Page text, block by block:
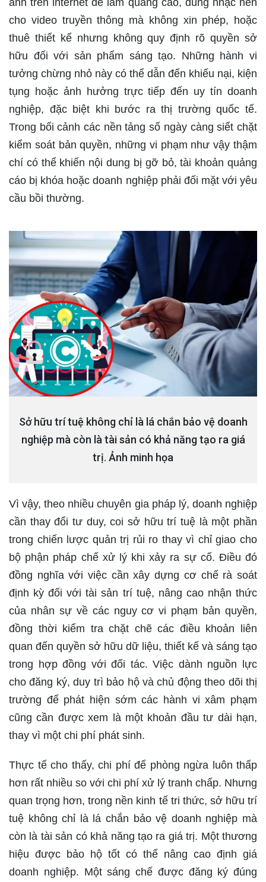
ảnh trên internet để làm quảng cáo, dùng nhạc nền
cho video truyền thông mà không xin phép, hoặc
thuê thiết kế nhưng không quy định rõ quyền sở
hữu đối với sản phẩm sáng tạo. Những hành vi
tưởng chừng nhỏ này có thể dẫn đến khiếu nại, kiện
tụng hoặc ảnh hưởng trực tiếp đến uy tín doanh
nghiệp, đặc biệt khi bước ra thị trường quốc tế.
Trong bối cảnh các nền tảng số ngày càng siết chặt
kiểm soát bản quyền, những vi phạm như vậy thậm
chí có thể khiến nội dung bị gỡ bỏ, tài khoản quảng
cáo bị khóa hoặc doanh nghiệp phải đối mặt với yêu
cầu bồi thường.
Sở hữu trí tuệ không chỉ là lá chắn bảo vệ doanh
nghiệp mà còn là tài sản có khả năng tạo ra giá
trị. Ảnh minh họa
Vì vậy, theo nhiều chuyên gia pháp lý, doanh nghiệp
cần thay đổi tư duy, coi sở hữu trí tuệ là một phần
trong chiến lược quản trị rủi ro thay vì chỉ giao cho
bộ phận pháp chế xử lý khi xảy ra sự cố. Điều đó
đồng nghĩa với việc cần xây dựng cơ chế rà soát
định kỳ đối với tài sản trí tuệ, nâng cao nhận thức
của nhân sự về các nguy cơ vi phạm bản quyền,
đồng thời kiểm tra chặt chẽ các điều khoản liên
quan đến quyền sở hữu dữ liệu, thiết kế và sáng tạo
trong hợp đồng với đối tác. Việc dành nguồn lực
cho đăng ký, duy trì bảo hộ và chủ động theo dõi thị
trường để phát hiện sớm các hành vi xâm phạm
cũng cần được xem là một khoản đầu tư dài hạn,
thay vì một chi phí phát sinh.
Thực tế cho thấy, chi phí để phòng ngừa luôn thấp
hơn rất nhiều so với chi phí xử lý tranh chấp. Nhưng
quan trọng hơn, trong nền kinh tế tri thức, sở hữu trí
tuệ không chỉ là lá chắn bảo vệ doanh nghiệp mà
còn là tài sản có khả năng tạo ra giá trị. Một thương
hiệu được bảo hộ tốt có thể nâng cao định giá
doanh nghiệp. Một sáng chế được đăng ký đúng